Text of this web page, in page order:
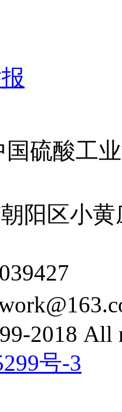
硫酸工
阳区小
2018 All
号-3